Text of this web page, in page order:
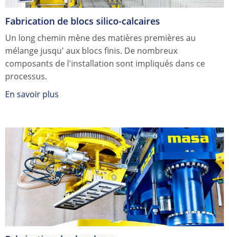
Fabrication de blocs silico-calcaires
Un long chemin mène des matières premières au
mélange jusqu' aux blocs finis. De nombreux
composants de l'installation sont impliqués dans ce
processus.
En savoir plus